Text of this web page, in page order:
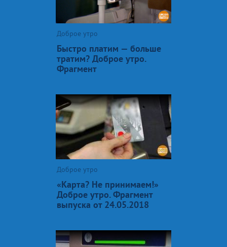
Доброе утро
Быстро платим — больше
тратим? Доброе утро.
Фрагмент
Доброе утро
«Карта? Не принимаем!»
Доброе утро. Фрагмент
выпуска от 24.05.2018